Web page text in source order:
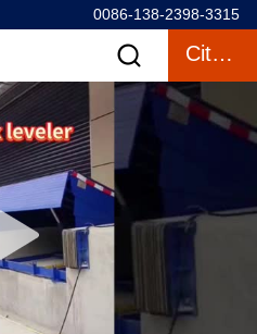
0086-138-2398-3315
Citações